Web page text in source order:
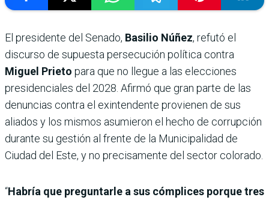
El presidente del Senado, Basilio Núñez, refutó el
discurso de supuesta persecución política contra
Miguel Prieto para que no llegue a las elecciones
presidenciales del 2028. Afirmó que gran parte de las
denuncias contra el exintendente provienen de sus
aliados y los mismos asumieron el hecho de corrupción
durante su gestión al frente de la Municipalidad de
Ciudad del Este, y no precisamente del sector colorado.
“Habría que preguntarle a sus cómplices porque tres